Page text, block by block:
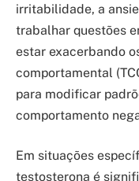
irritabilidade, a
trabalhar questões
estar exacerbando
comportamental
para modificar
comportamento
Em situações
testosterona é